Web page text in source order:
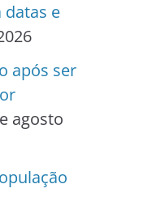
datas e
após ser
agosto